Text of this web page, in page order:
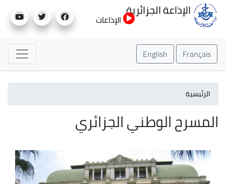
إلى
الإذاعة الجزائرية
الإذاعات
Français
English
الرئيسية
المسرح الوطني الجزائري